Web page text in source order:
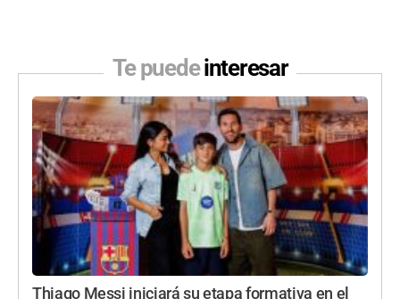
Te puedeinteresar
Thiago Messi iniciará su etapa formativa en el